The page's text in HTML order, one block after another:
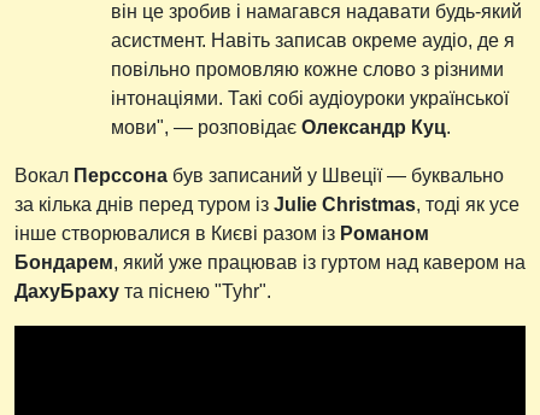
він це зробив і намагався надавати будь-який
асистмент. Навіть записав окреме аудіо, де я
повільно промовляю кожне слово з різними
інтонаціями. Такі собі аудіоуроки української
мови", — розповідає Олександр Куц.
Вокал Перссона був записаний у Швеції — буквально
за кілька днів перед туром із Julie Christmas, тоді як усе
інше створювалися в Києві разом із Романом
Бондарем, який уже працював із гуртом над кавером на
ДахуБраху та піснею "Tyhr".